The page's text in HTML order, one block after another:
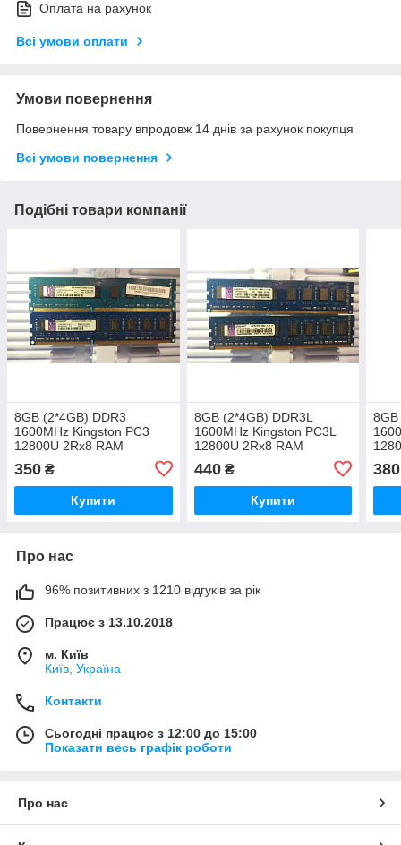
Оплата на рахунок
Всі умови оплати
Умови повернення
Повернення товару впродовж 14 днів за рахунок покупця
Всі умови повернення
Подібні товари компанії
8GB (2*4GB) DDR3
1600MHz Kingston PC3
12800U 2Rx8 RAM
ACR512X64D3U16C11G
350 ₴
Купити
8GB (2*4GB) DDR3L
1600MHz Kingston PC3L
12800U 2Rx8 RAM
ACR16D3LU1NGG/4G
440₴
Купити
380
Про нас
96% позитивних з 1210 відгуків за рік
Працює з 13.10.2018
м. Київ
Київ, Україна
Контакти
Сьогодні працює з 12:00 до 15:00
Показати весь графік роботи
Про нас